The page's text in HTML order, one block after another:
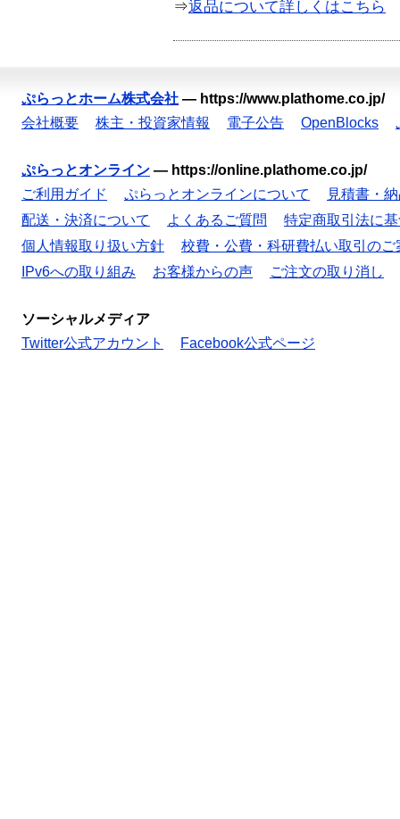
⇒返品について詳しくはこちら
ぷらっとホーム株式会社 — https://www.plathome.co.jp/
会社概要
株主・投資家情報 電子公告 OpenBlocks
ぷらっとオンライン — https://online.plathome.co.jp/
ご利用ガイド
ぷらっとオンラインについて
見積書・
配送・決済について
よくあるご質問
特定商取引法に
個人情報取り扱い方針
校費・公費・科研費払い取引のご
IPv6への取り組み
お客様からの声 ご注文の取り消し
ソーシャルメディア
Twitter公式アカウント
Facebook公式ページ